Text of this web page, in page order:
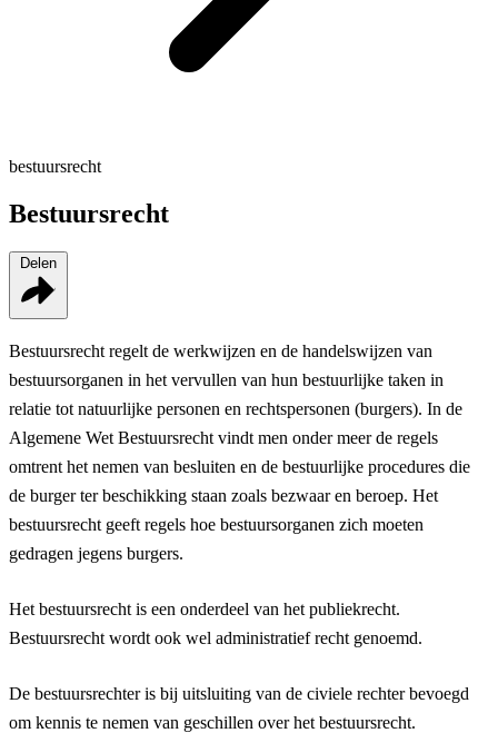
bestuursrecht
Bestuursrecht
Bestuursrecht regelt de werkwijzen en de handelswijzen van
bestuursorganen in het vervullen van hun bestuurlijke taken in
relatie tot natuurlijke personen en rechtspersonen (burgers). In de
Algemene Wet Bestuursrecht vindt men onder meer de regels
omtrent het nemen van besluiten en de bestuurlijke procedures die
de burger ter beschikking staan zoals bezwaar en beroep. Het
bestuursrecht geeft regels hoe bestuursorganen zich moeten
gedragen jegens burgers.
Het bestuursrecht is een onderdeel van het publiekrecht.
Bestuursrecht wordt ook wel administratief recht genoemd.
De bestuursrechter is bij uitsluiting van de civiele rechter bevoegd
om kennis te nemen van geschillen over het bestuursrecht.